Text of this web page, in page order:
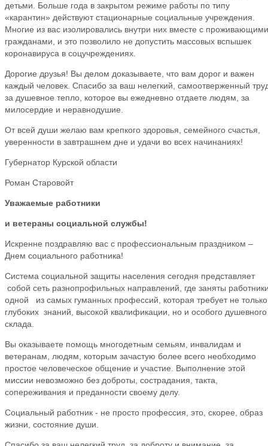
детьми. Больше года в закрытом режиме работы по типу
«карантин» действуют стационарные социальные учреждения.
Многие из вас изолировались внутри них вместе с проживающими
гражданами, и это позволило не допустить массовых вспышек
коронавируса в соцучреждениях.
Дорогие друзья! Вы делом доказываете, что вам дорог и важен
каждый человек. Спасибо за ваш нелегкий, самоотверженный
за душевное тепло, которое вы ежедневно отдаете людям, за
милосердие и неравнодушие.
От всей души желаю вам крепкого здоровья, семейного счастья,
уверенности в завтрашнем дне и удачи во всех начинаниях!
Губернатор Курской области
Роман Старовойт
Уважаемые работники
и ветераны социальной службы!
Искренне поздравляю вас с профессиональным праздником –
Днем социального работника!
Система социальной защиты населения сегодня представляет
собой сеть разнопрофильных направлений, где заняты
одной из самых гуманных профессий, которая требует не только
глубоких знаний, высокой квалификации, но и особого душевного
склада.
Вы оказываете помощь многодетным семьям, инвалидам и
ветеранам, людям, которым зачастую более всего необходимо
простое человеческое общение и участие. Выполнение этой
миссии невозможно без доброты, сострадания, такта,
сопереживания и преданности своему делу.
Социальный работник - не просто профессия, это, скорее, образ
жизни, состояние души.